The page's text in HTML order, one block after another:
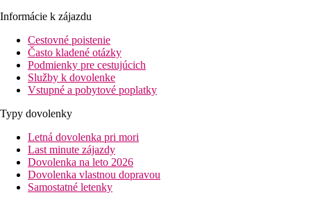
Informácie k zájazdu
Cestovné poistenie
Často kladené otázky
Podmienky pre cestujúcich
Služby k dovolenke
Vstupné a pobytové poplatky
Typy dovolenky
Letná dovolenka pri mori
Last minute zájazdy
Dovolenka na leto 2026
Dovolenka vlastnou dopravou
Samostatné letenky